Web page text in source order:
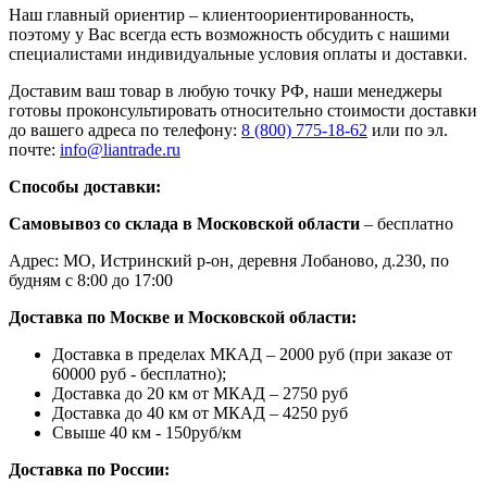
Наш главный ориентир – клиентоориентированность,
поэтому у Вас всегда есть возможность обсудить с нашими
специалистами индивидуальные условия оплаты и доставки.
Доставим ваш товар в любую точку РФ, наши менеджеры
готовы проконсультировать относительно стоимости доставки
до вашего адреса по телефону: 8 (800) 775-18-62 или по эл.
почте: info@liantrade.ru
Способы доставки:
Самовывоз со склада в Московской области – бесплатно
Адрес: МО, Истринский р-он, деревня Лобаново, д.230, по
будням с 8:00 до 17:00
Доставка по Москве и Московской области:
Доставка в пределах МКАД – 2000 руб (при заказе от
60000 руб - бесплатно);
Доставка до 20 км от МКАД – 2750 руб
Доставка до 40 км от МКАД – 4250 руб
Свыше 40 км - 150руб/км
Доставка по России: